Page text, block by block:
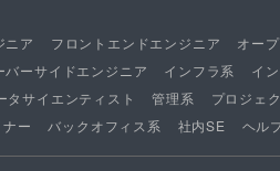
ニア フロントエンドエンジニア オー
バーサイドエンジニア インフラ系 イ
タサイエンティスト 管理系 プロジェ
ー バックオフィス系 社内SE ヘル